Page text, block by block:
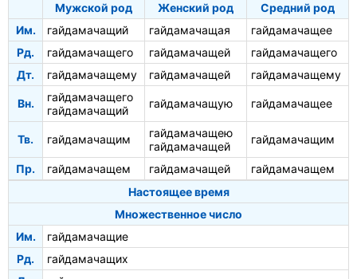
Мужской род
Женский род
Средний род
Им.
гайдамачащий гайдамачащая
гайдамачащее
Рд.
гайдамачащего гайдамачащей
гайдамачащего
Дт.
гайдамачащему гайдамачащей гайдамачащему
Вн.
гайдамачащего
гайдамачащий
гайдамачащую гайдамачащее
Тв. гайдамачащим
гайдамачащею
гайдамачащей
гайдамачащим
Пр. гайдамачащем гайдамачащей
гайдамачащем
Настоящее время
Множественное число
Им.
гайдамачащие
Рд.
гайдамачащих